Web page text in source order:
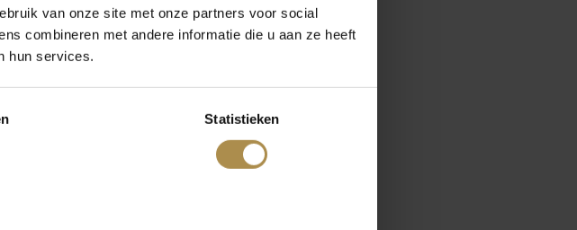
van onze site met onze partners voor social
combineren met andere informatie die u aan ze heeft
hun services.
Statistieken